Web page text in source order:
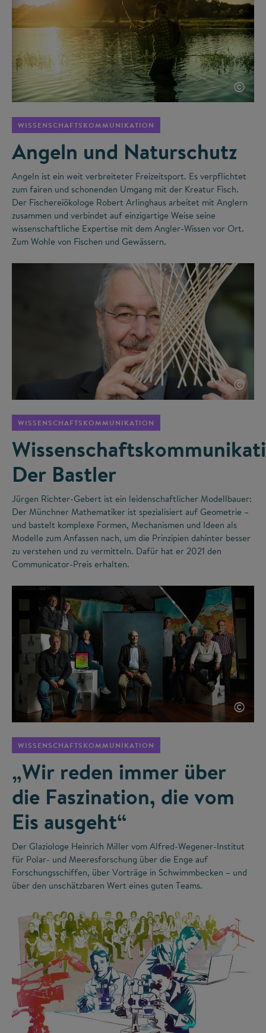
©
WISSENSCHAFTSKOMMUNIKATION
Angeln und Naturschutz
Angeln ist ein weit verbreiteter Freizeitsport. Es verpflichtet
zum fairen und schonenden Umgang mit der Kreatur Fisch.
Der Fischereiökologe Robert Arlinghaus arbeitet mit Anglern
zusammen und verbindet auf einzigartige Weise seine
wissenschaftliche Expertise mit dem Angler-Wissen vor Ort.
Zum Wohle von Fischen und Gewässern.
©
WISSENSCHAFTSKOMMUNIKATION
Der Bastler
Jürgen Richter-Gebert ist ein leidenschaftlicher Modellbauer:
Der Münchner Mathematiker ist spezialisiert auf Geometrie –
und bastelt komplexe Formen, Mechanismen und Ideen als
Modelle zum Anfassen nach, um die Prinzipien dahinter besser
zu verstehen und zu vermitteln. Dafür hat er 2021 den
Communicator-Preis erhalten.
©
WISSENSCHAFTSKOMMUNIKATION
„Wir reden immer über
die Faszination, die vom
Eis ausgeht“
Der Glaziologe Heinrich Miller vom Alfred-Wegener-Institut
für Polar- und Meeresforschung über die Enge auf
Forschungsschiffen, über Vorträge in Schwimmbecken – und
über den unschätzbaren Wert eines guten Teams.